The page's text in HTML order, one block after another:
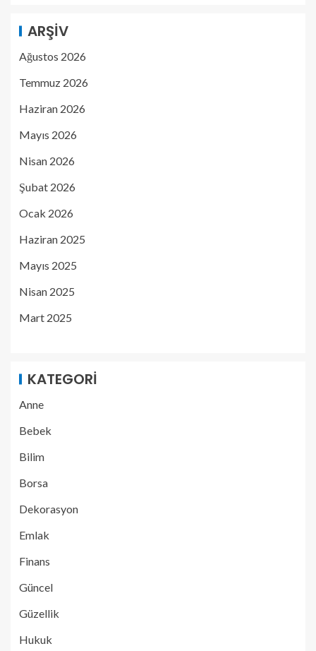
ARŞIV
Ağustos 2026
Temmuz 2026
Haziran 2026
Mayıs 2026
Nisan 2026
Şubat 2026
Ocak 2026
Haziran 2025
Mayıs 2025
Nisan 2025
Mart 2025
KATEGORI
Anne
Bebek
Bilim
Borsa
Dekorasyon
Emlak
Finans
Güncel
Güzellik
Hukuk